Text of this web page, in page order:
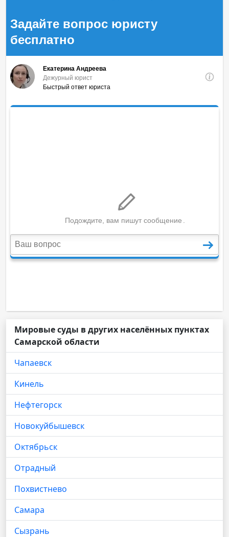
Мировые суды в других населённых пунктах
Самарской области
Чапаевск
Кинель
Нефтегорск
Новокуйбышевск
Октябрьск
Отрадный
Похвистнево
Самара
Сызрань